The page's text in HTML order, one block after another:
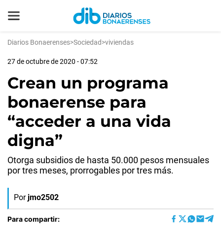
Diarios Bonaerenses>Sociedad>viviendas
27 de octubre de 2020 - 07:52
Crean un programa
bonaerense para
“acceder a una vida
digna”
Otorga subsidios de hasta 50.000 pesos mensuales
por tres meses, prorrogables por tres más.
Por jmo2502
Para compartir: